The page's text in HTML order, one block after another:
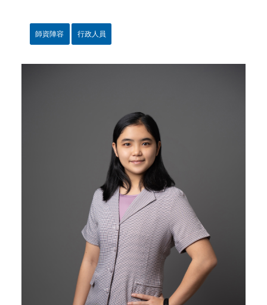
師資陣容 行政人員